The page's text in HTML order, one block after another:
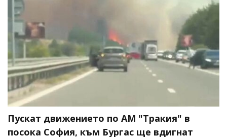
Пускат движението по АМ "Тракия" в
посока София, към Бургас ще вдигнат